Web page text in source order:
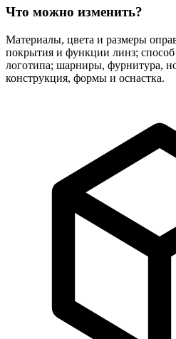
Что можно изменить?
Материалы, цвета и размеры
покрытия и функции линз; способ
логотипа; шарниры, фурнитура,
конструкция, формы и оснастка.